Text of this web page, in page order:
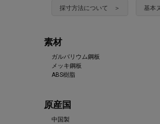
採寸方法について ＞ 基本
素材
ガルバリウム鋼板
メッキ鋼板
ABS樹脂
原産国
中国製